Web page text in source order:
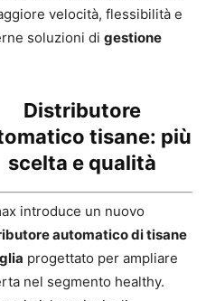
velocità, flessibilità e
soluzioni di gestione
Distributore
tisane: più
scelta e qualità
introduce un nuovo
automatico di tisane
progettato per ampliare
nel segmento healthy.